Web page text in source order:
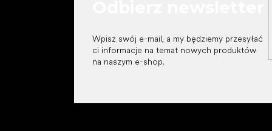
Wpisz swój e-mail, a my będziemy przesyłać
ci informacje na temat nowych produktów
na naszym e-shop.